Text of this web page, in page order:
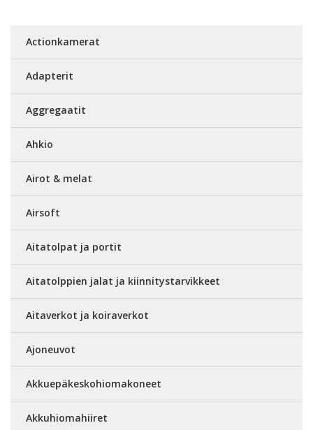
Actionkamerat
Adapterit
Aggregaatit
Ahkio
Airot & melat
Airsoft
Aitatolpat ja portit
Aitatolppien jalat ja kiinnitystarvikkeet
Aitaverkot ja koiraverkot
Ajoneuvot
Akkuepäkeskohiomakoneet
Akkuhiomahiiret